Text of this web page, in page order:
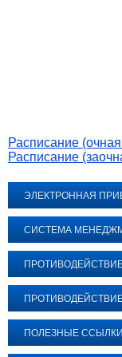
Расписание
Расписание
ЭЛЕКТРОННАЯ
СИСТЕМА
ПОЛЕЗНЫЕ ССЫЛКИ